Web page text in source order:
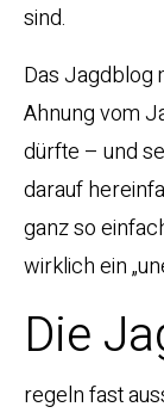
sind.
Das Jagdblog
Ahnung vom
dürfte – und
darauf
ganz so
wirklich ein
Die
regeln fast